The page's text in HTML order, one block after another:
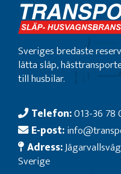
Sveriges bredaste
lätta släp,
till husbilar.
Telefon:013-36 78
E-post:
Adress:
Sverige